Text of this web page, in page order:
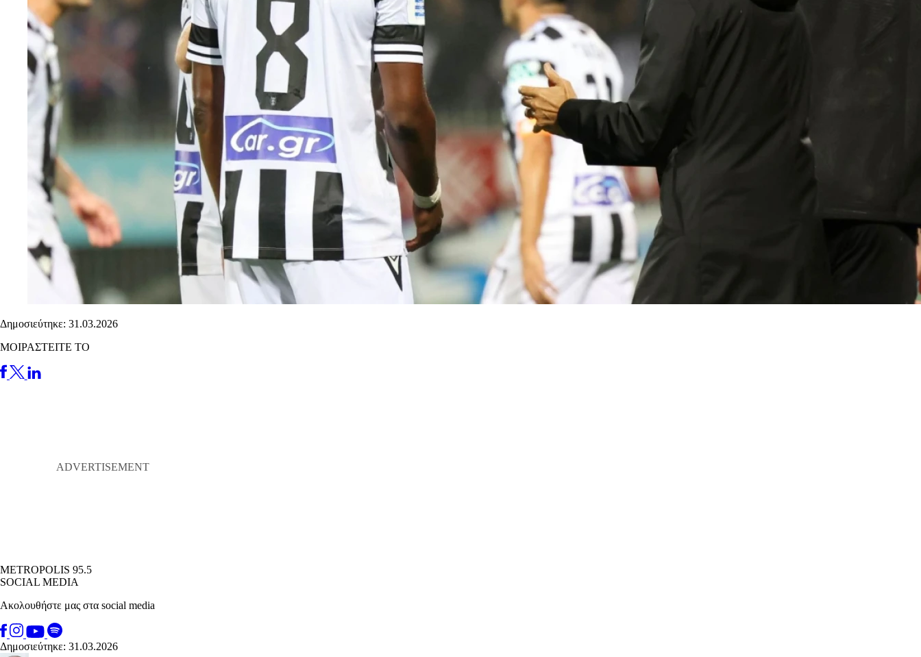
Δημοσιεύτηκε: 31.03.2026
ΜΟΙΡΑΣΤΕΙΤΕ ΤΟ
METROPOLIS 95.5
SOCIAL MEDIA
Ακολουθήστε μας στα social media
Δημοσιεύτηκε: 31.03.2026